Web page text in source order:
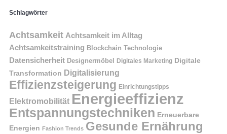
Schlagwörter
Achtsamkeit Achtsamkeit im Alltag
Achtsamkeitstraining Blockchain Technologie
Datensicherheit Designermöbel Digitales Marketing Digitale
Transformation Digitalisierung
Effizienzsteigerung Einrichtungstipps
Elektromobilität Energieeffizienz
Entspannungstechniken Erneuerbare
Energien Fashion Trends Gesunde Ernährung